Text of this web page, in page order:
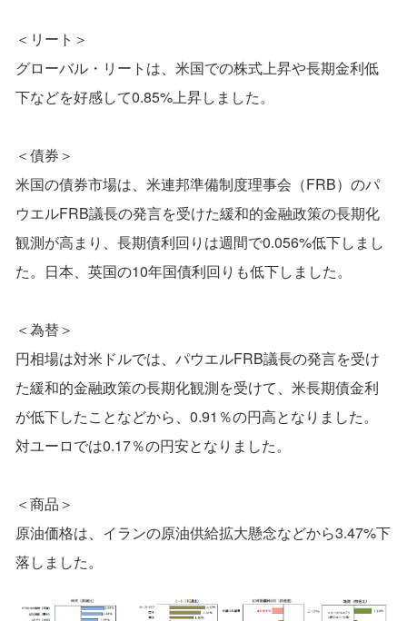
＜リート＞
グローバル・リートは、米国での株式上昇や長期金利低
下などを好感して0.85%上昇しました。
＜債券＞
米国の債券市場は、米連邦準備制度理事会（FRB）のパ
ウエルFRB議長の発言を受けた緩和的金融政策の長期化
観測が高まり、長期債利回りは週間で0.056%低下しまし
た。日本、英国の10年国債利回りも低下しました。
＜為替＞
円相場は対米ドルでは、パウエルFRB議長の発言を受け
た緩和的金融政策の長期化観測を受けて、米長期債金利
が低下したことなどから、0.91％の円高となりました。
対ユーロでは0.17％の円安となりました。
＜商品＞
原油価格は、イランの原油供給拡大懸念などから3.47%下
落しました。